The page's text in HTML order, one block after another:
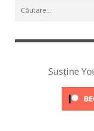
Caută
Susține